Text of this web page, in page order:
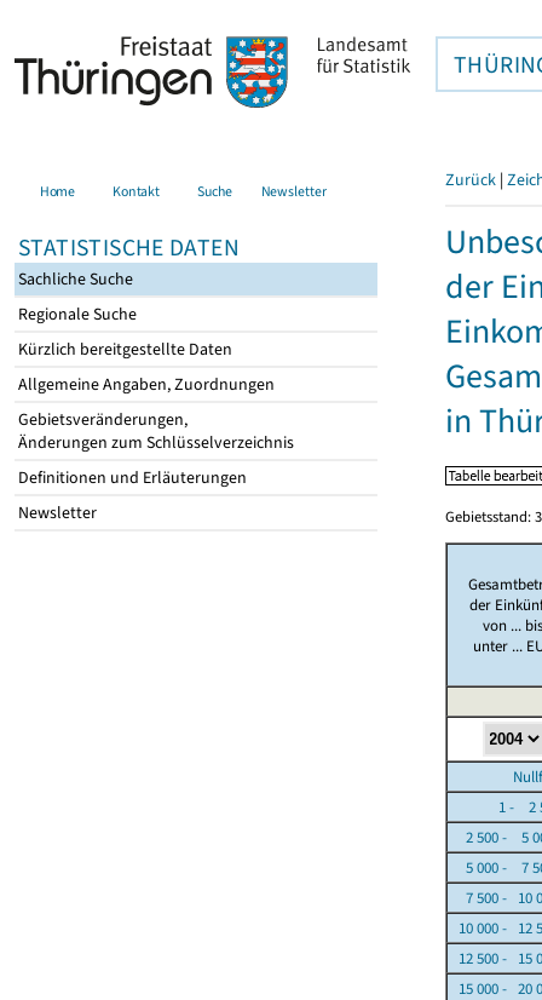
Home Kontakt Suche Newsletter
STATISTISCHE DATEN
Sachliche Suche
Regionale Suche
Kürzlich bereitgestellte Daten
Allgemeine Angaben, Zuordnungen
Gebietsveränderungen,
Änderungen zum Schlüsselverzeichnis
Definitionen und Erläuterungen
Newsletter
Zurück |
der
in
Gebietsstand:
der
von ...
unter ...
1 - 2
2 500 - 5
5 000 - 7
7 500 - 10
10 000 - 12
12 500 - 15
15 000 - 20